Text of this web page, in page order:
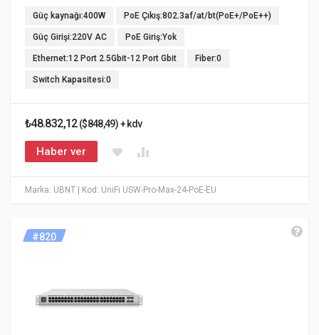
Marka: UBNT | Kod: UniFi USW-Pro-Max-24-PoE-EU
Güç kaynağı:400W PoE Çıkış:802.3af/at/bt(PoE+/PoE++)
Güç Girişi:220V AC PoE Giriş:Yok
Ethernet:12 Port 2.5Gbit-12 Port Gbit Fiber:0
Switch Kapasitesi:0
₺48.832,12($848,49) + kdv
Haber ver
#820